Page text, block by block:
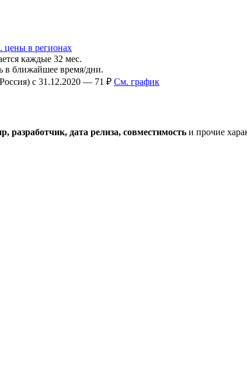
цены в регионах
каждые 32 мес.
в ближайшее время/дни.
с 31.12.2020 — 71 ₽ См. график
дата релиза, совместимость и прочие